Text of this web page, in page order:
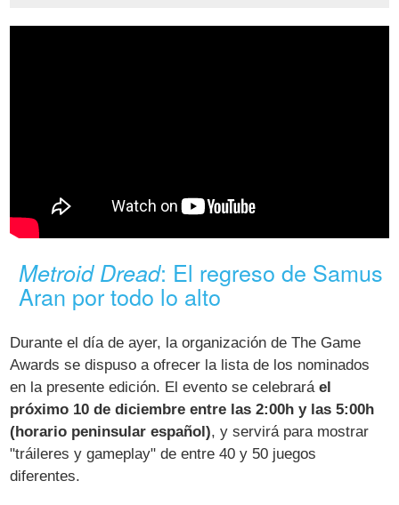
Metroid Dread: El regreso de Samus
Aran por todo lo alto
Durante el día de ayer, la organización de The Game
Awards se dispuso a ofrecer la lista de los nominados
en la presente edición. El evento se celebraráel
próximo 10 de diciembre entre las 2:00h y las 5:00h
(horario peninsular español), y servirá para mostrar
"tráileres y gameplay" de entre 40 y 50 juegos
diferentes.